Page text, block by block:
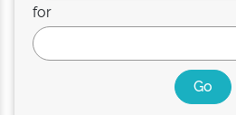
for